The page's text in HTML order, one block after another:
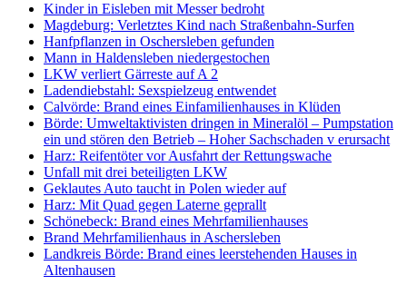
Kinder in Eisleben mit Messer bedroht
Magdeburg: Verletztes Kind nach Straßenbahn-Surfen
Hanfpflanzen in Oschersleben gefunden
Mann in Haldensleben niedergestochen
LKW verliert Gärreste auf A 2
Ladendiebstahl: Sexspielzeug entwendet
Calvörde: Brand eines Einfamilienhauses in Klüden
Börde: Umweltaktivisten dringen in Mineralöl – Pumpstation
ein und stören den Betrieb – Hoher Sachschaden v erursacht
Harz: Reifentöter vor Ausfahrt der Rettungswache
Unfall mit drei beteiligten LKW
Geklautes Auto taucht in Polen wieder auf
Harz: Mit Quad gegen Laterne geprallt
Schönebeck: Brand eines Mehrfamilienhauses
Brand Mehrfamilienhaus in Aschersleben
Landkreis Börde: Brand eines leerstehenden Hauses in
Altenhausen